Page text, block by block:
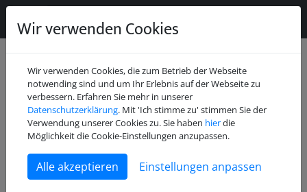
Juli 2026 (2)
Mai 2026 (1)
Dezember 2025 (3)
Oktober 2025 (1)
Juni 2025 (1)
Wir verwenden Cookies
Wir verwenden Cookies, die zum Betrieb der Webseite
notwending sind und um Ihr Erlebnis auf der Webseite zu
verbessern. Erfahren Sie mehr in unserer
Datenschutzerklärung. Mit 'Ich stimme zu' stimmen Sie der
Verwendung unserer Cookies zu. Sie haben hierdie
Möglichkeit die Cookie-Einstellungen anzupassen.
Einstellungen anpassen